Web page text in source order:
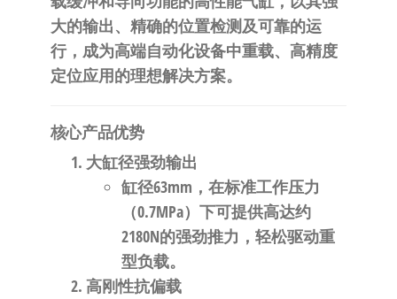
大的输出、精确的位置检测及可靠的运
行，成为高端自动化设备中重载、高精度
定位应用的理想解决方案。
核心产品优势
大缸径强劲输出
缸径63mm，在标准工作压力
（0.7MPa）下可提供高达约
2180N的强劲推力，轻松驱动重
型负载。
高刚性抗偏载